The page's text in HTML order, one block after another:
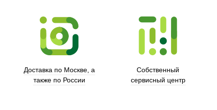
Доставка по Москве, а
также по России
Собственный
сервисный центр